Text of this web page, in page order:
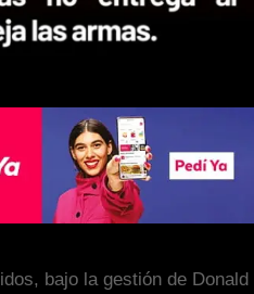
bajo la gestión de Donald